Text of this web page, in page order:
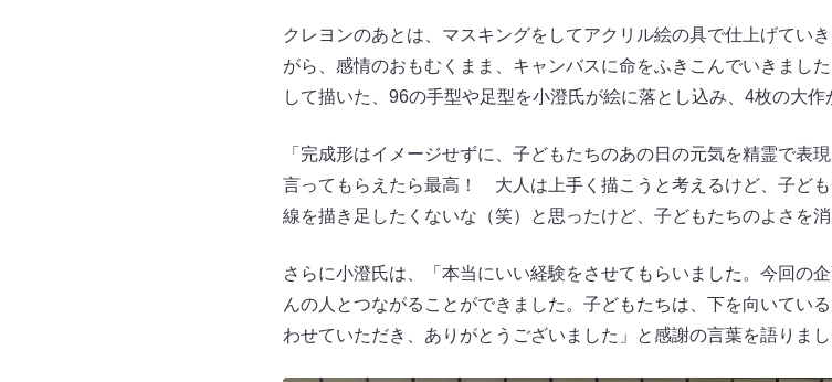
クレヨンのあとは、マスキングをしてアクリル絵の具で仕上げてい
がら、感情のおもむくまま、キャンバスに命をふきこんでいきまし
して描いた、96の手型や足型を小澄氏が絵に落とし込み、4枚の大作
「完成形はイメージせずに、子どもたちのあの日の元気を精霊で表
言ってもらえたら最高！ 大人は上手く描こうと考えるけど、子ど
線を描き足したくないな（笑）と思ったけど、子どもたちのよさを
さらに小澄氏は、「本当にいい経験をさせてもらいました。今回の
んの人とつながることができました。子どもたちは、下を向いてい
わせていただき、ありがとうございました」と感謝の言葉を語りまし